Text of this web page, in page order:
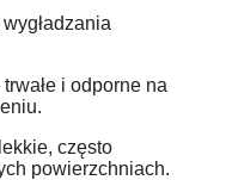
trwałe i odporne na
często
powierzchniach.